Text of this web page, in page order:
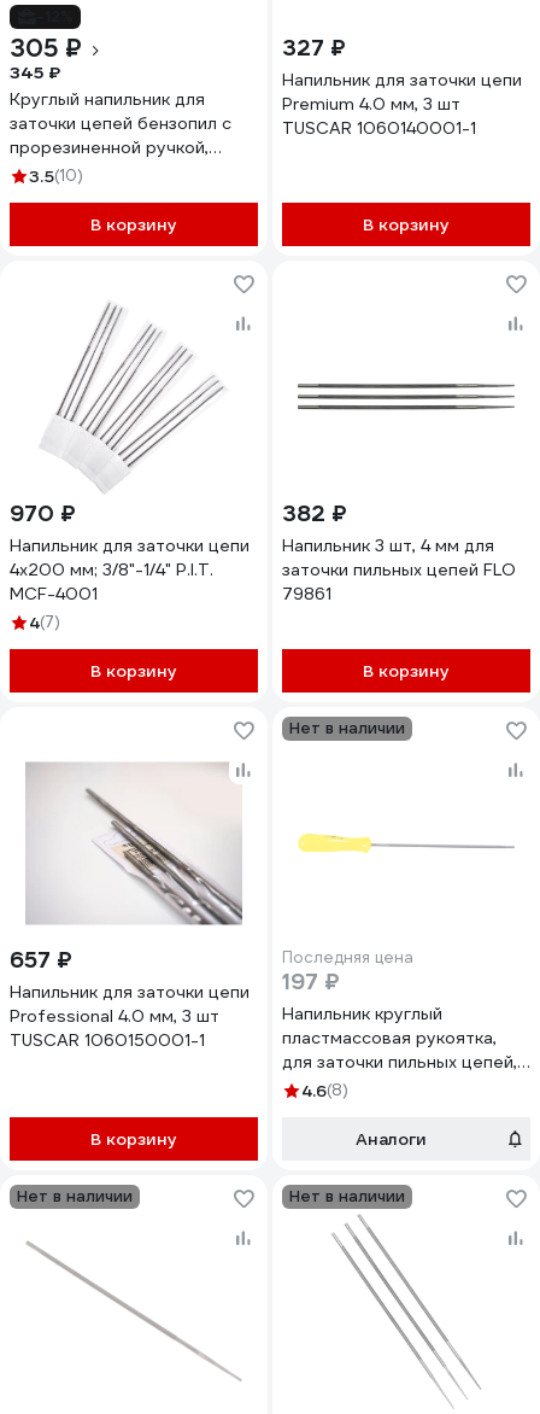
305 ₽
345 ₽
Круглый напильник для
заточки цепей бензопил с
прорезиненной ручкой,
200х4 мм FIT IT 42811
3.5(10)
В корзину
327 ₽
Напильник для заточки цепи
Premium 4.0 мм, 3 шт
TUSCAR 1060140001-1
В корзину
970 ₽
Напильник для заточки цепи
4х200 мм; 3/8"-1/4" P.I.T.
MCF-4001
4(7)
В корзину
382 ₽
Напильник 3 шт, 4 мм для
заточки пильных цепей FLO
79861
В корзину
657 ₽
Напильник для заточки цепи
Professional 4.0 мм, 3 шт
TUSCAR 1060150001-1
В корзину
Нет в наличии
Последняя цена
197 ₽
Напильник круглый
пластмассовая рукоятка,
для заточки пильных цепей,
4.0х200мм, шт. РемоКолор
4.6(8)
Аналоги
Нет в наличии Нет в наличии